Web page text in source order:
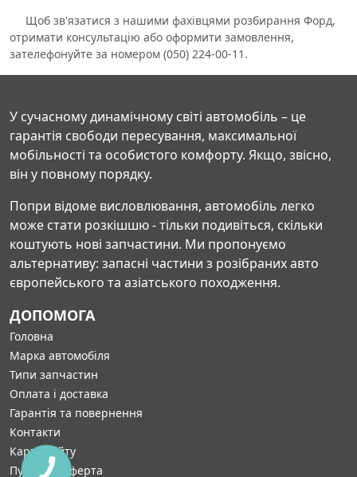
Щоб зв'язатися з нашими фахівцями розбирання Форд,
отримати консультацію або оформити замовлення,
зателефонуйте за номером (050) 224-00-11.
У сучасному динамічному світі автомобіль – це
гарантія свободи пересування, максимальної
мобільності та особистого комфорту. Якщо, звісно,
він у повному порядку.
Попри відоме висловлювання, автомобіль легко
може стати розкішшю - тільки подивіться, скільки
коштують нові запчастини. Ми пропонуємо
альтернативу: запасні частини з розібраних авто
європейського та азіатського походження.
ДОПОМОГА
Головна
Марка автомобіля
Типи запчастин
Оплата і доставка
Гарантія та повернення
Контакти
Карта сайту
Публічна оферта